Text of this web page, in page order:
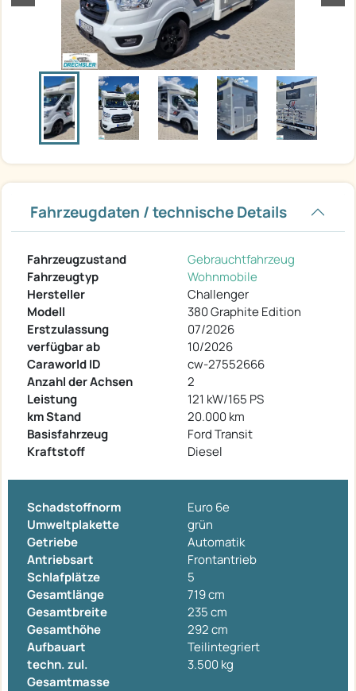
Fahrzeugdaten / technische Details
Fahrzeugzustand
Gebrauchtfahrzeug
Fahrzeugtyp
Wohnmobile
Hersteller
Challenger
Modell
380 Graphite Edition
Erstzulassung
07/2026
verfügbar ab
10/2026
Caraworld ID
cw-27552666
Anzahl der Achsen
2
Leistung
121 kW/165 PS
km Stand
20.000 km
Basisfahrzeug
Ford Transit
Kraftstoff
Diesel
Schadstoffnorm
Euro 6e
Umweltplakette
grün
Getriebe
Automatik
Antriebsart
Frontantrieb
Schlafplätze
5
Gesamtlänge
719 cm
Gesamtbreite
235 cm
Gesamthöhe
292 cm
Aufbauart
Teilintegriert
techn. zul.
Gesamtmasse
3.500 kg